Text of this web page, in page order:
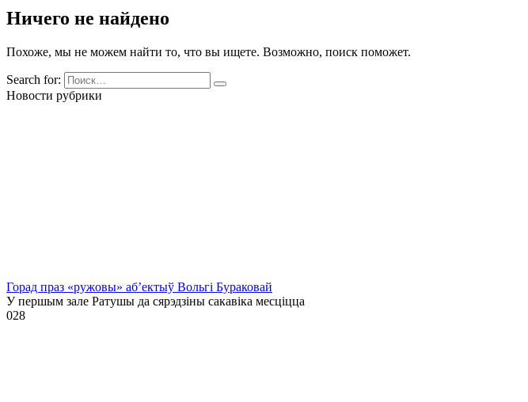
Ничего не найдено
Похоже, мы не можем найти то, что вы ищете. Возможно, поиск поможет.
Search for:
Новости рубрики
Горад праз «ружовы» аб’ектыў Вольгі Бураковай
У першым зале Ратушы да сярэдзіны сакавіка месціцца
028